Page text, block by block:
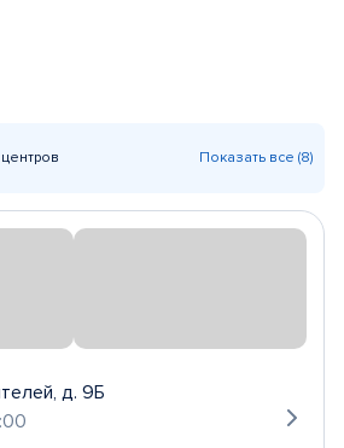
Показать все (8)
д. 9Б